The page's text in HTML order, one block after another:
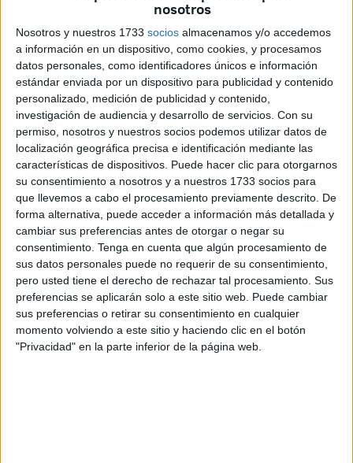
nosotros
Nosotros y nuestros 1733 socios almacenamos y/o accedemos
a información en un dispositivo, como cookies, y procesamos
datos personales, como identificadores únicos e información
estándar enviada por un dispositivo para publicidad y contenido
personalizado, medición de publicidad y contenido,
investigación de audiencia y desarrollo de servicios. Con su
permiso, nosotros y nuestros socios podemos utilizar datos de
localización geográfica precisa e identificación mediante las
características de dispositivos. Puede hacer clic para otorgarnos
su consentimiento a nosotros y a nuestros 1733 socios para
que llevemos a cabo el procesamiento previamente descrito. De
forma alternativa, puede acceder a información más detallada y
cambiar sus preferencias antes de otorgar o negar su
consentimiento. Tenga en cuenta que algún procesamiento de
sus datos personales puede no requerir de su consentimiento,
pero usted tiene el derecho de rechazar tal procesamiento. Sus
preferencias se aplicarán solo a este sitio web. Puede cambiar
sus preferencias o retirar su consentimiento en cualquier
momento volviendo a este sitio y haciendo clic en el botón
"Privacidad" en la parte inferior de la página web.
Para cerrar este Pleno extraordinario,la consejera de
Hacienda, Transición Económica y Transformación
Digital, Kissy Chandiramani, destacó que siempre ha
puesto a losceutíesen el centro de su labor, recordando
sus 25 años de trabajo público. Subrayó además que este
es el octavo presupuesto que presenta y que supone para
ella un verdaderohonorpoder defenderlo ante la
Asamblea.
Chandiramani quiso agradecer a los partidos que “han
querido dialogar”y, especialmente, a los diputados no
adscritos por “ser valientes” y apoyar los Presupuestos “a
pesar de lo que les han dicho algunos grupos”. Defendió
que el objetivo del Gobierno es elbienestarde Ceuta y de
su ciudadanía, y que no se trata de un proyecto partidista,
sino de un instrumento para avanzar hacia una ciudad más
cohesionada.